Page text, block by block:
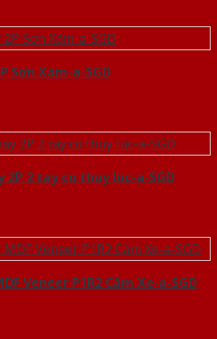
Sơn Xám-a-SGD
2P 2 tay co thuy luc-a-SGD
Veneer P1R2 Căm Xe-a-SGD